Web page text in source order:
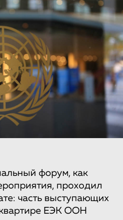
форум, как
проходил
часть выступающих
ЕЭК ООН